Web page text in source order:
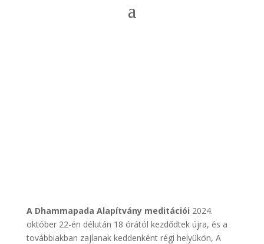
A Dhammapada Alapítvány meditációi 2024.
október 22-én délután 18 órától kezdődtek újra, és a
továbbiakban zajlanak keddenként régi helyükön, A